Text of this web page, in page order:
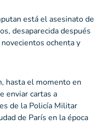
está el asesinato de
desaparecida después
ochenta y
hasta el momento en
enviar cartas a
de la Policía Militar
de París en la época